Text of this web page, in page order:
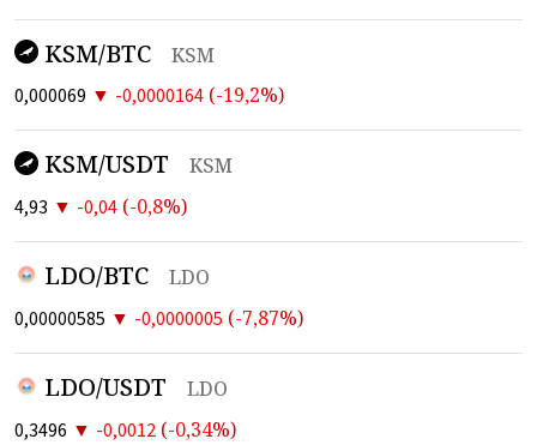
KSM/BTC
KSM
0,000069 ▼ -0,0000164 (-19,2%)
KSM/USDT
KSM
4,93 ▼ -0,04 (-0,8%)
LDO/BTC
LDO
0,00000585 ▼ -0,0000005 (-7,87%)
LDO/USDT
LDO
0,3496 ▼ -0,0012 (-0,34%)